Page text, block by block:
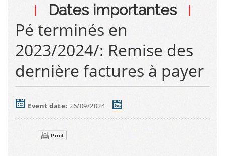
Dates importantes
Pé terminés en
2023/2024/: Remise des
dernière factures à payer
Event date: 26/09/2024
Print